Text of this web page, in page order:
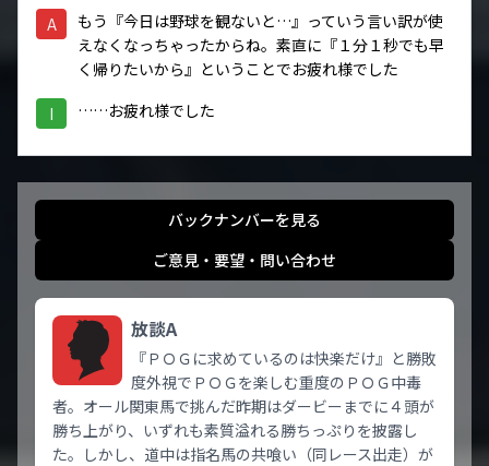
A
もう『今日は野球を観ないと…』っていう言い訳が使
えなくなっちゃったからね。素直に『１分１秒でも早
く帰りたいから』ということでお疲れ様でした
I ……お疲れ様でした
バックナンバーを見る
ご意見・要望・問い合わせ
放談A
『ＰＯＧに求めているのは快楽だけ』と勝敗
度外視でＰＯＧを楽しむ重度のＰＯＧ中毒
者。オール関東馬で挑んだ昨期はダービーまでに４頭が
勝ち上がり、いずれも素質溢れる勝ちっぷりを披露し
た。しかし、道中は指名馬の共喰い（同レース出走）が